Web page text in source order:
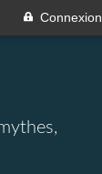
Connexion